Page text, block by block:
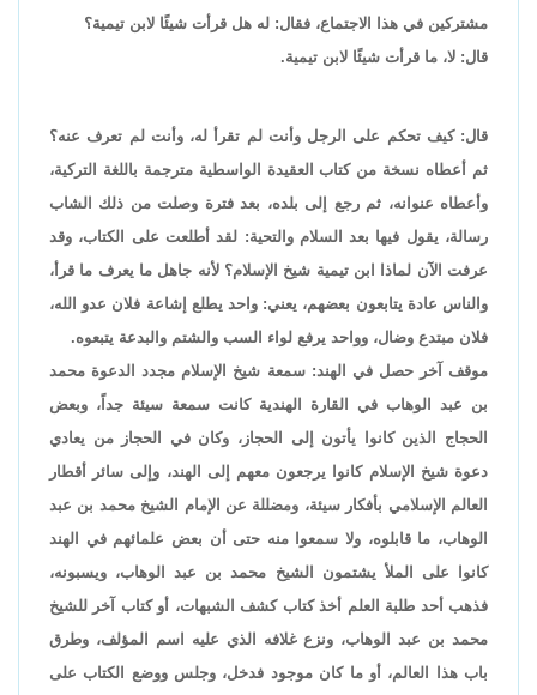
مشتركين في هذا الاجتماع، فقال: له هل قرأت شيئًا لابن تيمية؟
قال: لا، ما قرأت شيئًا لابن تيمية.
قال: كيف تحكم على الرجل وأنت لم تقرأ له، وأنت لم تعرف عنه؟
ثم أعطاه نسخة من كتاب العقيدة الواسطية مترجمة باللغة التركية،
وأعطاه عنوانه، ثم رجع إلى بلده، بعد فترة وصلت من ذلك الشاب
رسالة، يقول فيها بعد السلام والتحية: لقد أطلعت على الكتاب، وقد
عرفت الآن لماذا ابن تيمية شيخ الإسلام؟ لأنه جاهل ما يعرف ما قرأ،
والناس عادة يتابعون بعضهم، يعني: واحد يطلع إشاعة فلان عدو الله،
فلان مبتدع وضال، وواحد يرفع لواء السب والشتم والبدعة يتبعوه.
موقف آخر حصل في الهند: سمعة شيخ الإسلام مجدد الدعوة محمد
بن عبد الوهاب في القارة الهندية كانت سمعة سيئة جداً، وبعض
الحجاج الذين كانوا يأتون إلى الحجاز، وكان في الحجاز من يعادي
دعوة شيخ الإسلام كانوا يرجعون معهم إلى الهند، وإلى سائر أقطار
العالم الإسلامي بأفكار سيئة، ومضللة عن الإمام الشيخ محمد بن عبد
الوهاب، ما قابلوه، ولا سمعوا منه حتى أن بعض علمائهم في الهند
كانوا على الملأ يشتمون الشيخ محمد بن عبد الوهاب، ويسبونه،
فذهب أحد طلبة العلم أخذ كتاب كشف الشبهات، أو كتاب آخر للشيخ
محمد بن عبد الوهاب، ونزع غلافه الذي عليه اسم المؤلف، وطرق
باب هذا العالم، أو ما كان موجود فدخل، وجلس ووضع الكتاب على